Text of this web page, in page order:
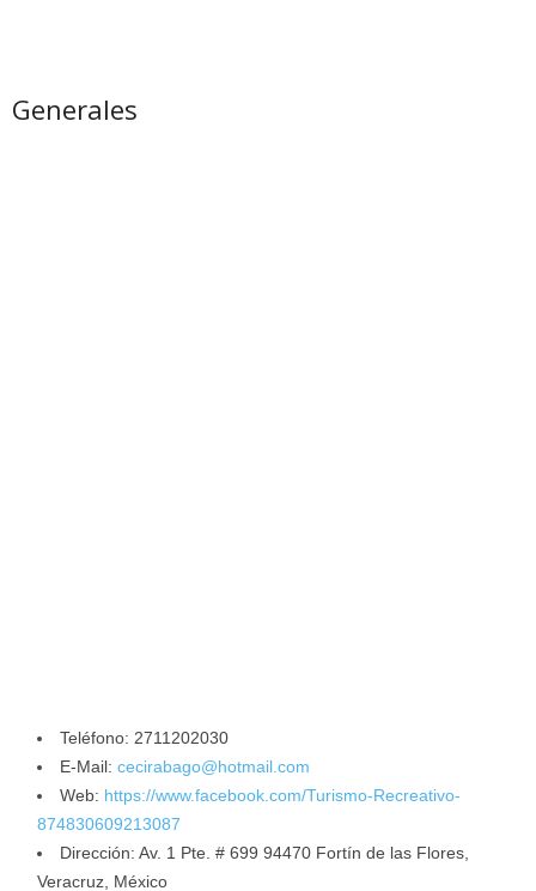
Generales
Teléfono: 2711202030
E-Mail: cecirabago@hotmail.com
Web: https://www.facebook.com/Turismo-Recreativo-
874830609213087
Dirección: Av. 1 Pte. # 699 94470 Fortín de las Flores,
Veracruz, México